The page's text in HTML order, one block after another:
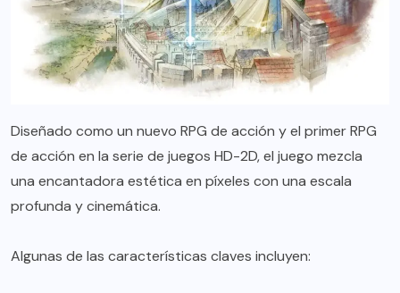
Diseñado como un nuevo RPG de acción y el primer RPG
de acción en la serie de juegos HD-2D, el juego mezcla
una encantadora estética en píxeles con una escala
profunda y cinemática.
Algunas de las características claves incluyen: